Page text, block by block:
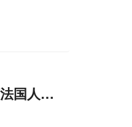
国人数据敲响饮食